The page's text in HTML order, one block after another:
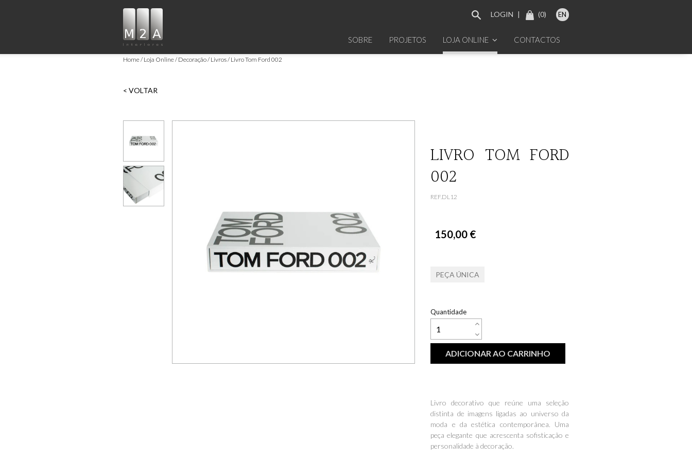
LOGIN | (0) EN
SOBRE PROJETOS LOJA ONLINE CONTACTOS
Home Loja Online Decoração Livros Livro Tom Ford 002
< VOLTAR
LIVRO TOM FORD
002
REF.DL12
150,00 €
PEÇA ÚNICA
Quantidade
ADICIONAR AO CARRINHO
Livro decorativo que reúne uma seleção
distinta de imagens ligadas ao universo da
moda e da estética contemporânea. Uma
peça elegante que acrescenta sofisticação e
personalidade à decoração.